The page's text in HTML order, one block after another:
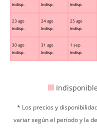
Indisp.
Indisp.
Indisp.
23 ago
Indisp.
24 ago
Indisp.
25 ago
Indisp.
30 ago
Indisp.
31 ago
Indisp.
1 sep
Indisp.
Indisponible
* Los precios y
variar según el período y la